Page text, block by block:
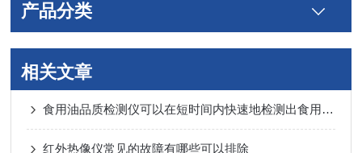
产品分类
相关文章
食用油品质检测仪可以在短时间内快速地检测出食用油中的有害物质
红外热像仪常见的故障有哪些可以排除